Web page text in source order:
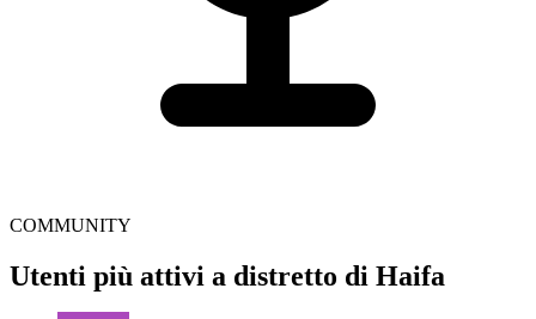
COMMUNITY
Utenti più attivi a distretto di Haifa